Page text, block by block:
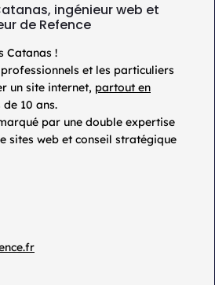
ingénieur web et
de Refence
Catanas !
et les particuliers
un site internet, partout en
10 ans.
par une double expertise
sites web et conseil stratégique